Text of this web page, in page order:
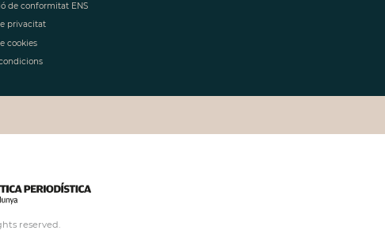
de conformitat ENS
privacitat
cookies
reserved.